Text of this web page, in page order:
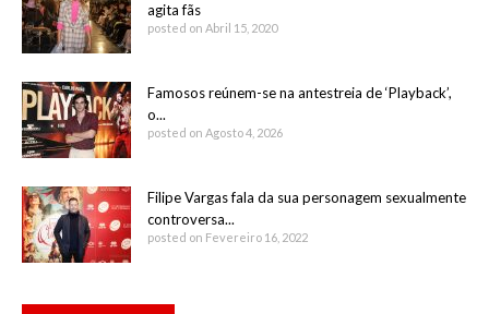
agita fãs
posted on Abril 15, 2020
Famosos reúnem-se na antestreia de ‘Playback’,
o...
posted on Agosto 4, 2026
Filipe Vargas fala da sua personagem sexualmente
controversa...
posted on Fevereiro 16, 2022